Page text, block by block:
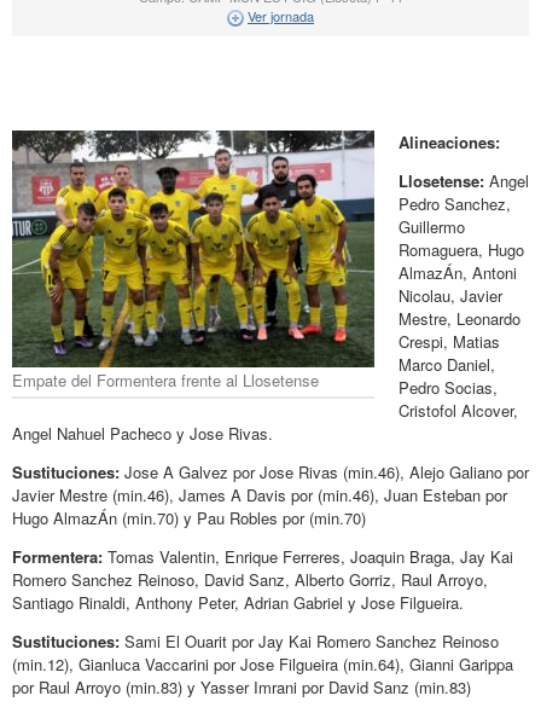
Ver jornada
Empate del Formentera frente al Llosetense
Alineaciones:
Llosetense: Angel
Pedro Sanchez,
Guillermo
Romaguera, Hugo
AlmazÁn, Antoni
Nicolau, Javier
Mestre, Leonardo
Crespi, Matias
Marco Daniel,
Pedro Socias,
Cristofol Alcover,
Angel Nahuel Pacheco y Jose Rivas.
Sustituciones: Jose A Galvez por Jose Rivas (min.46), Alejo Galiano por
Javier Mestre (min.46), James A Davis por (min.46), Juan Esteban por
Hugo AlmazÁn (min.70) y Pau Robles por (min.70)
Formentera: Tomas Valentin, Enrique Ferreres, Joaquin Braga, Jay Kai
Romero Sanchez Reinoso, David Sanz, Alberto Gorriz, Raul Arroyo,
Santiago Rinaldi, Anthony Peter, Adrian Gabriel y Jose Filgueira.
Sustituciones: Sami El Ouarit por Jay Kai Romero Sanchez Reinoso
(min.12), Gianluca Vaccarini por Jose Filgueira (min.64), Gianni Garippa
por Raul Arroyo (min.83) y Yasser Imrani por David Sanz (min.83)